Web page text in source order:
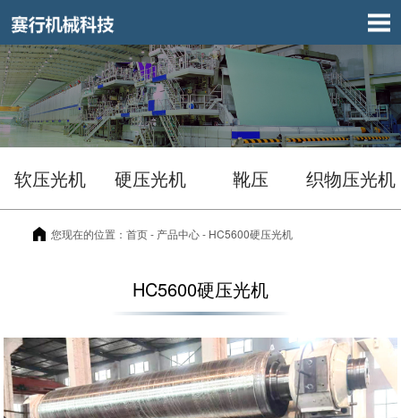
软压光机 硬压光机 靴压 织物压光机
您现在的位置：首页- 产品中心 - HC5600硬压光机
HC5600硬压光机